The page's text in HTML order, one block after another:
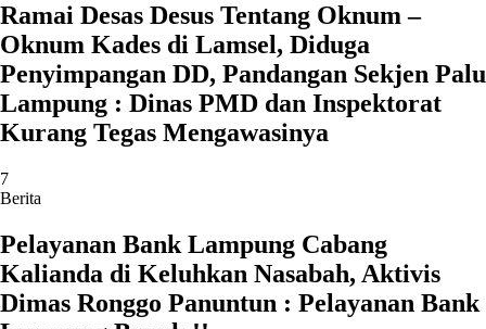
Ramai Desas Desus Tentang Oknum –
Oknum Kades di Lamsel, Diduga
Penyimpangan DD, Pandangan Sekjen Palu
Lampung : Dinas PMD dan Inspektorat
Kurang Tegas Mengawasinya
7
Berita
Pelayanan Bank Lampung Cabang
Kalianda di Keluhkan Nasabah, Aktivis
Dimas Ronggo Panuntun : Pelayanan Bank